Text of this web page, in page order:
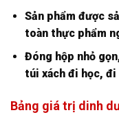
Sản phẩm được
toàn thực phẩm
Đóng hộp nhỏ
túi xách đi học,
Bảng giá trị dinh